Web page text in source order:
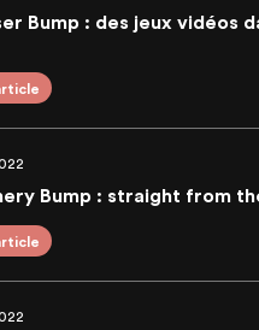
Bump : des jeux vidéos
Bump : straight from